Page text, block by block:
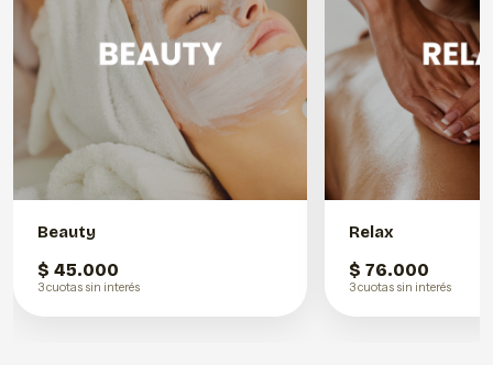
Beauty
$ 45.000
3 cuotas sin interés
Relax
$ 76.000
3 cuotas sin interés